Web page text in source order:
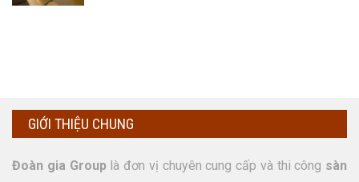
GIỚI THIỆU CHUNG
Đoàn gia Group là đơn vị chuyên cung cấp và thi công sàn